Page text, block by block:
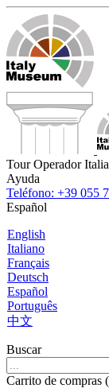
Tour Operador
Ayuda
Teléfono: +39 055
Español
English
Italiano
Français
Deutsch
Español
Português
中文
Buscar
Carrito de compras